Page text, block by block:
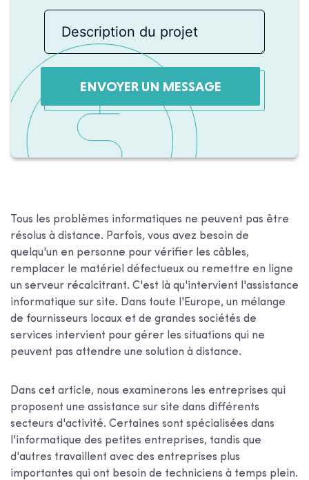
ENVOYER UN MESSAGE
Tous les problèmes informatiques ne peuvent pas être
résolus à distance. Parfois, vous avez besoin de
quelqu'un en personne pour vérifier les câbles,
remplacer le matériel défectueux ou remettre en ligne
un serveur récalcitrant. C'est là qu'intervient l'assistance
informatique sur site. Dans toute l'Europe, un mélange
de fournisseurs locaux et de grandes sociétés de
services intervient pour gérer les situations qui ne
peuvent pas attendre une solution à distance.
Dans cet article, nous examinerons les entreprises qui
proposent une assistance sur site dans différents
secteurs d'activité. Certaines sont spécialisées dans
l'informatique des petites entreprises, tandis que
d'autres travaillent avec des entreprises plus
importantes qui ont besoin de techniciens à temps plein.